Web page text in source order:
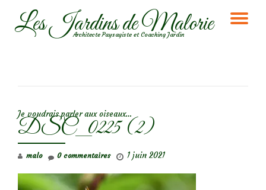
AllerLes Jardins de Malorie
Architecte Paysagiste et Coaching Jardin
Je voudrais parler aux oiseaux…
DSC_0225 (2)
malo 1 juin 2021
0 commentaires